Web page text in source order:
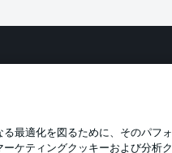
当サイトについて
最適化を図るために、そのパフォ
ケティングクッキーおよび分析ク